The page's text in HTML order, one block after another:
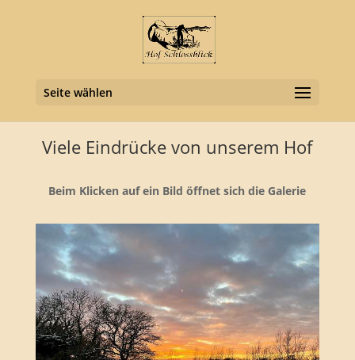
Seite wählen
Viele Eindrücke von unserem Hof
Beim Klicken auf ein Bild öffnet sich die Galerie